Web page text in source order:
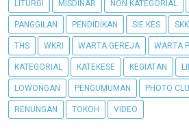
LITURGI MISDINAR NON KATEGORIAL
PANGGILAN PENDIDIKAN SIE KES SKK
THS WKRI WARTA GEREJA WARTA
KATEGORIAL KATEKESE KEGIATAN
LOWONGAN PENGUMUMAN PHOTO
RENUNGAN TOKOH VIDEO